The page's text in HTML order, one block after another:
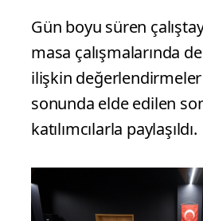
Gün boyu süren
masa çalışmalarında
ilişkin değerlendirmeler
sonunda elde edilen
katılımcılarla paylaşıldı.